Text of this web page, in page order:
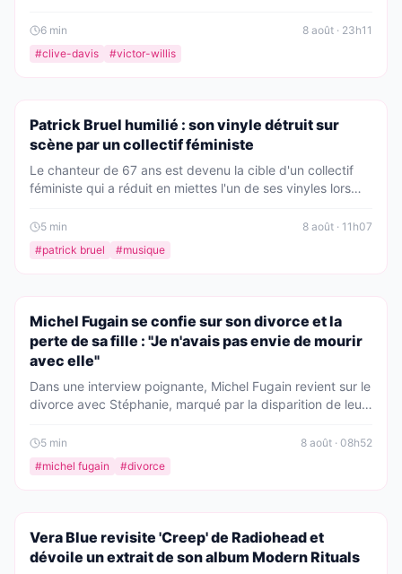
Hollywood.
6 min
8 août · 23h11
#clive-davis #victor-willis
PEOPLE
Patrick Bruel humilié : son vinyle détruit sur
scène par un collectif féministe
Le chanteur de 67 ans est devenu la cible d'un collectif
féministe qui a réduit en miettes l'un de ses vinyles lors
ravive la polémique et fait réagir les fans.
5 min
8 août · 11h07
#patrick bruel #musique
PEOPLE
Michel Fugain se confie sur son divorce et la
perte de sa fille : "Je n'avais pas envie de mourir
avec elle"
Dans une interview poignante, Michel Fugain revient sur le
divorce avec Stéphanie, marqué par la disparition de leur
épouse, rencontrée en Corse.
5 min
8 août · 08h52
#michel fugain #divorce
PEOPLE
Vera Blue revisite 'Creep' de Radiohead et
dévoile un extrait de son album Modern Rituals